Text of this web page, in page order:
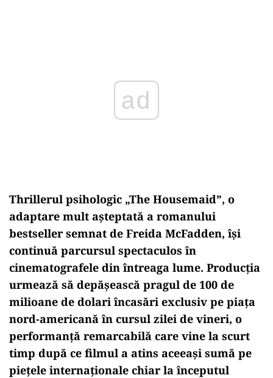
Thrillerul psihologic „The Housemaid”, o
adaptare mult așteptată a romanului
bestseller semnat de Freida McFadden, își
continuă parcursul spectaculos în
cinematografele din întreaga lume. Producția
urmează să depășească pragul de 100 de
milioane de dolari încasări exclusiv pe piața
nord-americană în cursul zilei de vineri, o
performanță remarcabilă care vine la scurt
timp după ce filmul a atins aceeași sumă pe
piețele internaționale chiar la începutul